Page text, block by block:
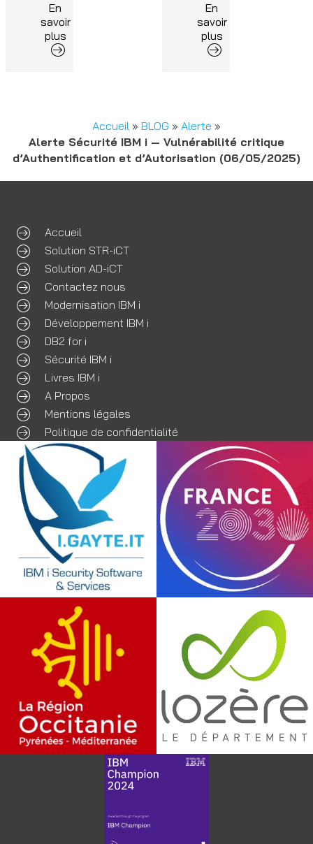
En
savoir
plus
En
savoir
plus
Accueil » BLOG » Alerte »
Alerte Sécurité IBM i — Vulnérabilité critique
d’Authentification et d’Autorisation (06/05/2025)
Accueil
Solution STR-iCT
Solution AD-iCT
Contactez nous
Modernisation IBM i
Développement IBM i
DB2 for i
Sécurité IBM i
Livres IBM i
A Propos
Mentions légales
Politique de confidentialité